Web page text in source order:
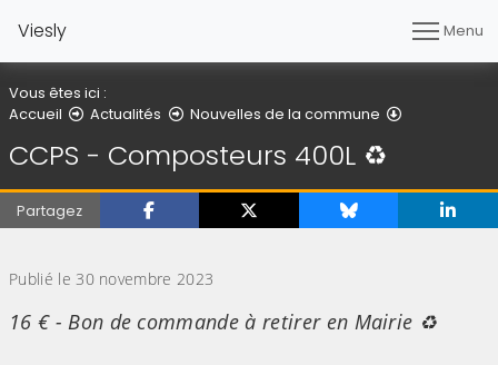
Viesly Menu
Vous êtes ici :
Accueil
Actualités Nouvelles de la commune
CCPS - Composteurs 400L ♻️
Partagez
Publié le 30 novembre 2023
16 € - Bon de commande à retirer en Mairie ♻️